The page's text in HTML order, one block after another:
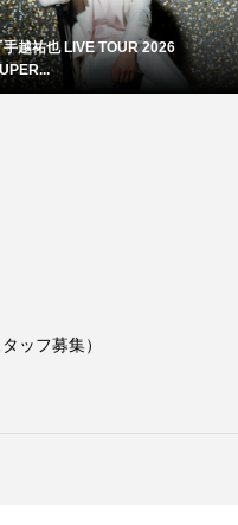
アン・ハサウェイ×ユアン・マクレ
ッフ募集）